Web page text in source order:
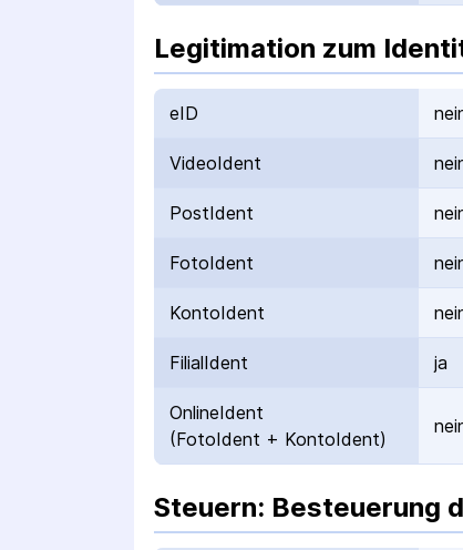
Legitimation zum
eID
VideoIdent
PostIdent
FotoIdent
KontoIdent
FilialIdent ja
OnlineIdent
(FotoIdent + KontoIdent)
Steuern: Besteuerung